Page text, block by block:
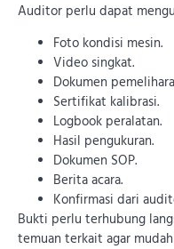
Auditor perlu dapat
Foto kondisi mesin.
Video singkat.
Dokumen
Sertifikat kalibrasi.
Logbook peralatan.
Hasil pengukuran.
Dokumen SOP.
Berita acara.
Konfirmasi dari
Bukti perlu terhubung
temuan terkait agar